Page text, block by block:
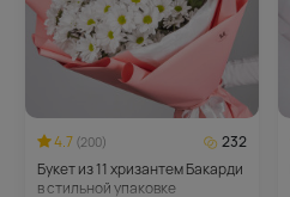
4.7 (200)
232
Букет из 11 хризантем Бакарди
в стильной упаковке